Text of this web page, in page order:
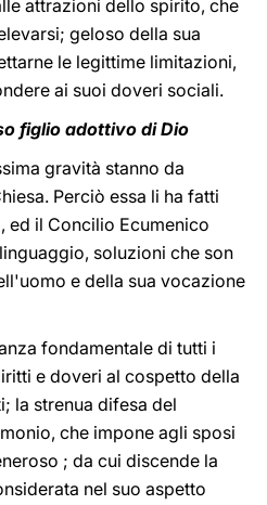
attrazioni dello spirito, che
geloso della sua
le legittime limitazioni,
ai suoi doveri sociali.
figlio adottivo di Dio
gravità stanno da
Perciò essa li ha fatti
ed il Concilio Ecumenico
soluzioni che son
e della sua vocazione
fondamentale di tutti i
e doveri al cospetto della
la strenua difesa del
che impone agli sposi
; da cui discende la
nel suo aspetto